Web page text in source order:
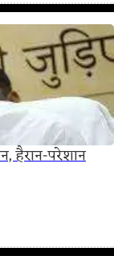
हैरान-परेशान